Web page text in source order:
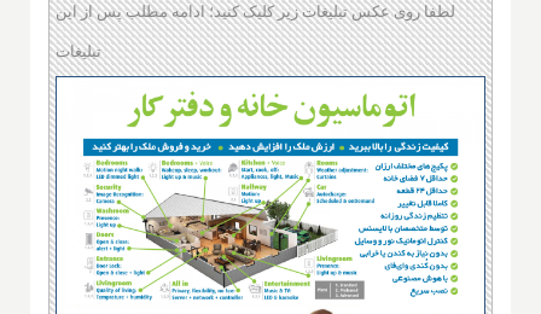
لطفا روی عکس تبلیغات زیر کلیک کنید؛ ادامه مطلب پس از این
تبلیغات